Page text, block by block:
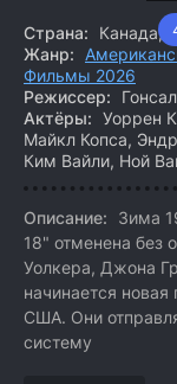
Страна:
Канада,
Жанр:
Фильмы 2026
Режиссер:
Актёры: Уоррен
Майкл Копса,
Ким Вайли, Ной
Описание:
Зима
18" отменена без
Уолкера, Джона
начинается
США. Они
систему